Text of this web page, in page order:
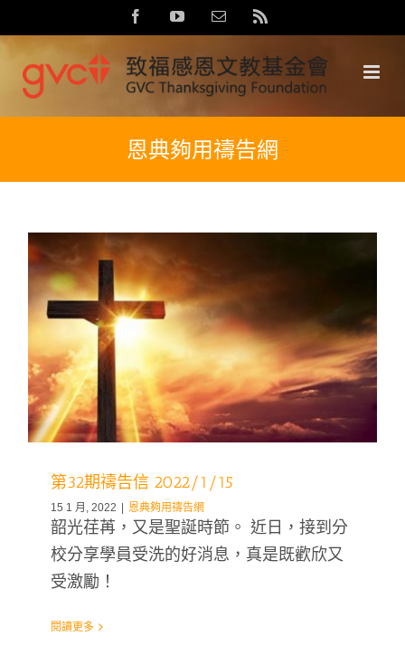
to
content
FacebookYouTubeEmail:
恩典夠用禱告網
第32期禱告信 2022/1/15
15 1 月, 2022 | 恩典夠用禱告網
韶光荏苒，又是聖誕時節。 近日，接到分
校分享學員受洗的好消息，真是既歡欣又
受激勵！
閱讀更多